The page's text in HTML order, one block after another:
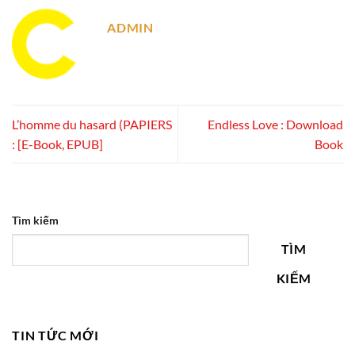
ADMIN
L’homme du hasard (PAPIERS
: [E-Book, EPUB]
Endless Love : Download
Book
Tìm kiếm
TÌM
KIẾM
TIN TỨC MỚI